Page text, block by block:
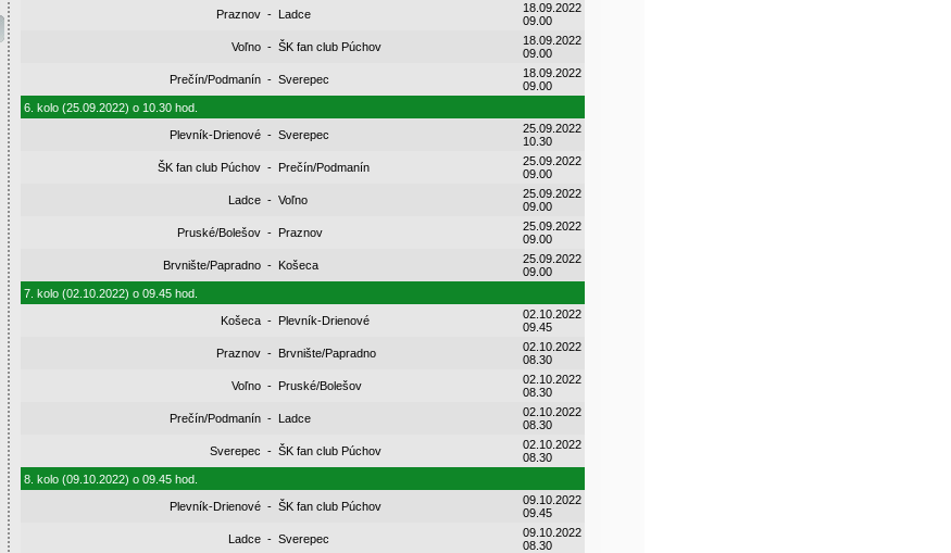
Praznov - Ladce
18.09.2022
09.00
Voľno - ŠK fan club Púchov
18.09.2022
09.00
Prečín/Podmanín - Sverepec
18.09.2022
09.00
6. kolo (25.09.2022) o 10.30 hod.
Plevník-Drienové - Sverepec
25.09.2022
10.30
ŠK fan club Púchov - Prečín/Podmanín
25.09.2022
09.00
Ladce - Voľno
25.09.2022
09.00
Pruské/Bolešov - Praznov
25.09.2022
09.00
Brvnište/Papradno - Košeca
25.09.2022
09.00
7. kolo (02.10.2022) o 09.45 hod.
Košeca - Plevník-Drienové
02.10.2022
09.45
Praznov - Brvnište/Papradno
02.10.2022
08.30
Voľno - Pruské/Bolešov
02.10.2022
08.30
Prečín/Podmanín - Ladce
02.10.2022
08.30
Sverepec - ŠK fan club Púchov
02.10.2022
08.30
8. kolo (09.10.2022) o 09.45 hod.
Plevník-Drienové - ŠK fan club Púchov
09.10.2022
09.45
Ladce - Sverepec
09.10.2022
08.30